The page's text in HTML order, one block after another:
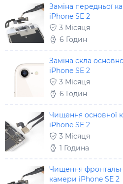
Заміна передньої
iPhone SE 2
3 Місяця
6 Годин
Заміна скла
iPhone SE 2
3 Місяця
6 Годин
Чищення основної
iPhone SE 2
3 Місяця
1 Година
Чищення
камери iPhone SE 2